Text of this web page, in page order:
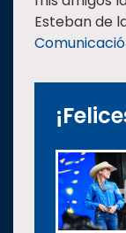
Esteban de